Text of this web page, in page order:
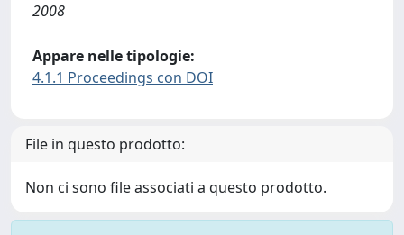
2008
Appare nelle tipologie:
4.1.1 Proceedings con DOI
File in questo prodotto:
Non ci sono file associati a questo prodotto.